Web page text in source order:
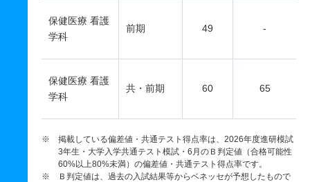
保健医療 看護
学科
前期 49 -
保健医療 看護
学科
共・前期 60 65
※ 掲載している偏差値・共通テスト得点率は、2026年度進研模試
3年生・大学入学共通テスト模試・6月のＢ判定値（合格可能性
60%以上80%未満）の偏差値・共通テスト得点率です。
※ Ｂ判定値は、過去の入試結果等からベネッセが予想したもので